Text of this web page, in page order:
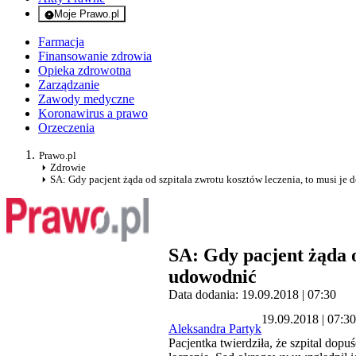
Moje Prawo.pl
- rejestracja i logowanie do serwisu
Farmacja
Finansowanie zdrowia
Opieka zdrowotna
Zarządzanie
Zawody medyczne
Koronawirus a prawo
Orzeczenia
Prawo.pl
Zdrowie
SA: Gdy pacjent żąda od szpitala zwrotu kosztów leczenia, to musi je
SA: Gdy pacjent żąda
udowodnić
Data dodania: 19.09.2018 | 07:30
Aleksandra Partyk
19.09.2018 | 07:30
Pacjentka twierdziła, że szpital